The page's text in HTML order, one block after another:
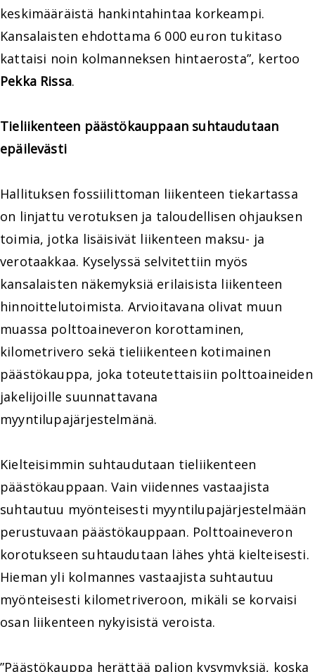
keskimääräistä hankintahintaa korkeampi.
Kansalaisten ehdottama 6 000 euron tukitaso
kattaisi noin kolmanneksen hintaerosta”, kertoo
Pekka Rissa.
Tieliikenteen päästökauppaan suhtaudutaan
epäilevästi
Hallituksen fossiilittoman liikenteen tiekartassa
on linjattu verotuksen ja taloudellisen ohjauksen
toimia, jotka lisäisivät liikenteen maksu- ja
verotaakkaa. Kyselyssä selvitettiin myös
kansalaisten näkemyksiä erilaisista liikenteen
hinnoittelutoimista. Arvioitavana olivat muun
muassa polttoaineveron korottaminen,
kilometrivero sekä tieliikenteen kotimainen
päästökauppa, joka toteutettaisiin polttoaineiden
jakelijoille suunnattavana
myyntilupajärjestelmänä.
Kielteisimmin suhtaudutaan tieliikenteen
päästökauppaan. Vain viidennes vastaajista
suhtautuu myönteisesti myyntilupajärjestelmään
perustuvaan päästökauppaan. Polttoaineveron
korotukseen suhtaudutaan lähes yhtä kielteisesti.
Hieman yli kolmannes vastaajista suhtautuu
myönteisesti kilometriveroon, mikäli se korvaisi
osan liikenteen nykyisistä veroista.
”Päästökauppa herättää paljon kysymyksiä, koska